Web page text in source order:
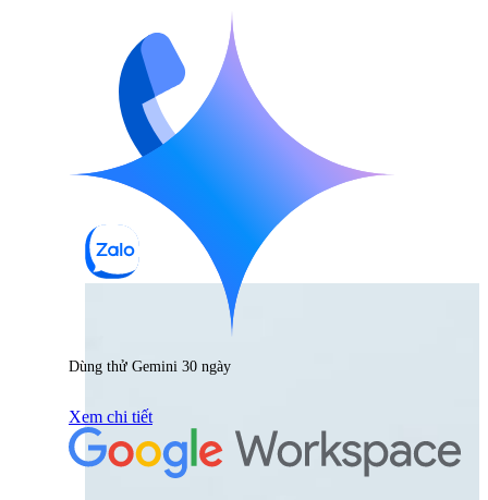
Dùng thử Gemini 30 ngày
Xem chi tiết